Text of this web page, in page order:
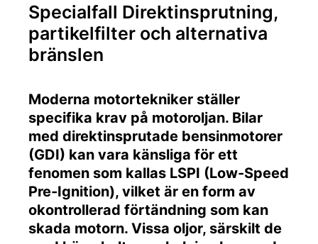
Specialfall Direktinsprutning,
partikelfilter och alternativa
bränslen
Moderna motortekniker ställer
specifika krav på motoroljan. Bilar
med direktinsprutade bensinmotorer
(GDI) kan vara känsliga för ett
fenomen som kallas LSPI (Low-Speed
Pre-Ignition), vilket är en form av
okontrollerad förtändning som kan
skada motorn. Vissa oljor, särskilt de